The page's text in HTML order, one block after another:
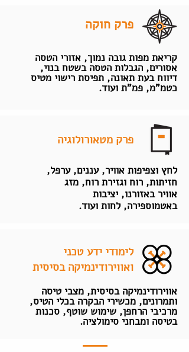
פרק חוקה
קריאת מפות גובה נמוך, אזורי הטסה
אסורים, הגבלות הטסה בשטח בנוי,
דיווח בעת תאונה, תפיסת רישוי מטיס
כטמ"מ, פמ"ת ועוד.
פרק מטאורולוגיה
לחץ וצפיפות אוויר, עננים, ערפל,
חזיתות, רוח וגזירת רוח, מזג
אוויר באזורנו, יציבות
באטמוספירה, לחות ועוד.
לימודי ידע טכני
ואווירודינמיקה בסיסית
אווירודינמיקה בסיסית, מצבי טיסה
ותמרונים, מכשירי הבקרה בכלי הטיס,
מרכיבי הרחפן, שימוש שוטף, סכנות
בטיסה ומבחני סימולציה.